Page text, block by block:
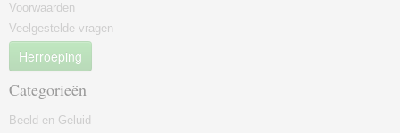
Voorwaarden
Veelgestelde vragen
Herroeping
Categorieën
Beeld en Geluid